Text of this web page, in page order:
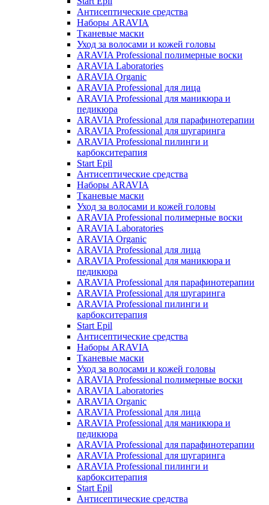
Антисептические средства
Наборы ARAVIA
Тканевые маски
Уход за волосами и кожей головы
ARAVIA Professional полимерные воски
ARAVIA Laboratories
ARAVIA Organic
ARAVIA Professional для лица
ARAVIA Professional для маникюра и
педикюра
ARAVIA Professional для парафинотерапии
ARAVIA Professional для шугаринга
ARAVIA Professional пилинги и
карбокситерапия
Start Epil
Антисептические средства
Наборы ARAVIA
Тканевые маски
Уход за волосами и кожей головы
ARAVIA Professional полимерные воски
ARAVIA Laboratories
ARAVIA Organic
ARAVIA Professional для лица
ARAVIA Professional для маникюра и
педикюра
ARAVIA Professional для парафинотерапии
ARAVIA Professional для шугаринга
ARAVIA Professional пилинги и
карбокситерапия
Start Epil
Антисептические средства
Наборы ARAVIA
Тканевые маски
Уход за волосами и кожей головы
ARAVIA Professional полимерные воски
ARAVIA Laboratories
ARAVIA Organic
ARAVIA Professional для лица
ARAVIA Professional для маникюра и
педикюра
ARAVIA Professional для парафинотерапии
ARAVIA Professional для шугаринга
ARAVIA Professional пилинги и
карбокситерапия
Start Epil
Антисептические средства